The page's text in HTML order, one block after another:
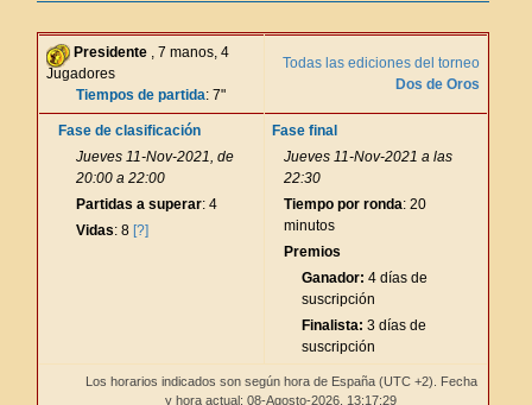
Presidente , 7 manos, 4
Jugadores
Tiempos de partida: 7"
Todas las ediciones del torneo
Dos de Oros
Fase de clasificación
Jueves 11-Nov-2021, de
20:00 a 22:00
Partidas a superar: 4
Vidas: 8 [?]
Fase final
Jueves 11-Nov-2021 a las
22:30
Tiempo por ronda: 20
minutos
Premios
Ganador: 4 días de
suscripción
Finalista: 3 días de
suscripción
Los horarios indicados son según hora de España (UTC +2). Fecha
y hora actual: 08-Agosto-2026, 13:17:29